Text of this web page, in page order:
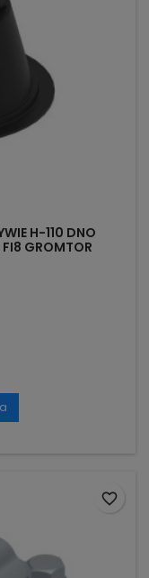
H-110 DNO
GROMTOR
favorite_border